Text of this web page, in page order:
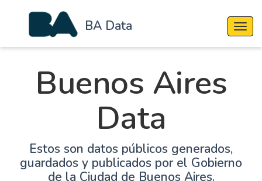
BA Data
Buenos Aires
Data
Estos son datos públicos generados,
guardados y publicados por el Gobierno
de la Ciudad de Buenos Aires.